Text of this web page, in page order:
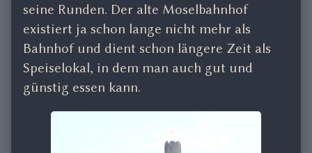
seine Runden. Der alte Moselbahnhof
existiert ja schon lange nicht mehr als
Bahnhof und dient schon längere Zeit als
Speiselokal, in dem man auch gut und
günstig essen kann.